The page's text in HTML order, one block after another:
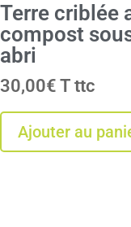
Terre criblée
compost
abri
30,00€T
Ajouter au